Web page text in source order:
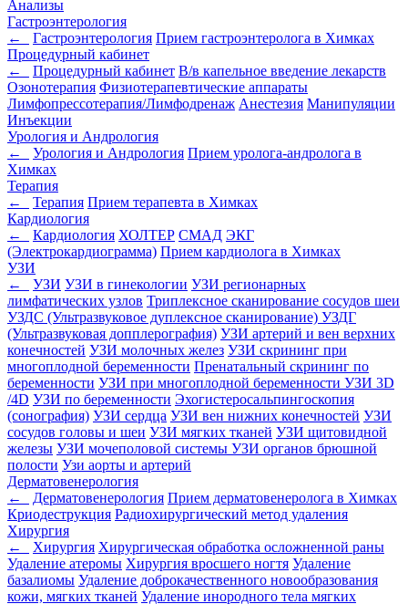
Анализы
Гастроэнтерология
←
Гастроэнтерология Прием гастроэнтеролога в Химках
Процедурный кабинет
←
Процедурный кабинет В/в капельное введение лекарств
Озонотерапия Физиотерапевтические аппараты
Лимфопрессотерапия/Лимфодренаж Анестезия Манипуляции
Инъекции
Урология и Андрология
←
Урология и Андрология Прием уролога-андролога в
Химках
Терапия
←
Терапия Прием терапевта в Химках
Кардиология
←
Кардиология ХОЛТЕР СМАД ЭКГ
(Электрокардиограмма) Прием кардиолога в Химках
УЗИ
←
УЗИ УЗИ в гинекологии УЗИ регионарных
лимфатических узлов Триплексное сканирование сосудов шеи
УЗДС (Ультразвуковое дуплексное сканирование) УЗДГ
(Ультразвуковая допплерография) УЗИ артерий и вен верхних
конечностей УЗИ молочных желез УЗИ скрининг при
многоплодной беременности Пренатальный скрининг по
беременности УЗИ при многоплодной беременности УЗИ 3D
/4D УЗИ по беременности Эхогистеросальпингоскопия
(сонография) УЗИ сердца УЗИ вен нижних конечностей УЗИ
сосудов головы и шеи УЗИ мягких тканей УЗИ щитовидной
железы УЗИ мочеполовой системы УЗИ органов брюшной
полости Узи аорты и артерий
Дерматовенерология
←
Дерматовенерология Прием дерматовенеролога в Химках
Криодеструкция Радиохирургический метод удаления
Хирургия
←
Хирургия Хирургическая обработка осложненной раны
Удаление атеромы Хирургия вросшего ногтя Удаление
базалиомы Удаление доброкачественного новообразования
кожи, мягких тканей Удаление инородного тела мягких